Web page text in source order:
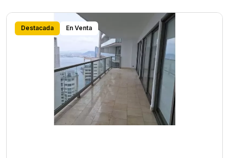
Destacada En Venta